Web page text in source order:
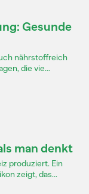
Gesunde
nährstoffreich
die vie...
man denkt
produziert. Ein
zeigt, das...